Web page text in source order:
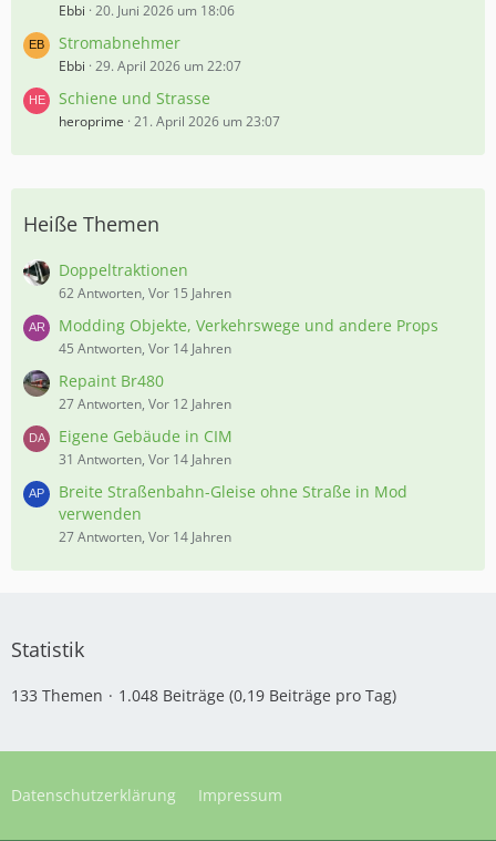
Ebbi 20. Juni 2026 um 18:06
Stromabnehmer
Ebbi 29. April 2026 um 22:07
Schiene und Strasse
heroprime 21. April 2026 um 23:07
Heiße Themen
Doppeltraktionen
62 Antworten, Vor 15 Jahren
Modding Objekte, Verkehrswege und andere Props
45 Antworten, Vor 14 Jahren
Repaint Br480
27 Antworten, Vor 12 Jahren
Eigene Gebäude in CIM
31 Antworten, Vor 14 Jahren
Breite Straßenbahn-Gleise ohne Straße in Mod
verwenden
27 Antworten, Vor 14 Jahren
Statistik
133 Themen 1.048 Beiträge (0,19 Beiträge pro Tag)
Datenschutzerklärung Impressum